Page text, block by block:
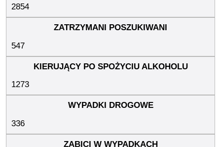
2854
547
1273
336